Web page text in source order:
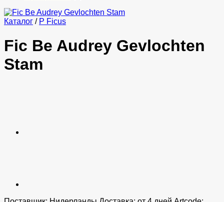
Каталог / P Ficus
Fic Be Audrey Gevlochten
Stam